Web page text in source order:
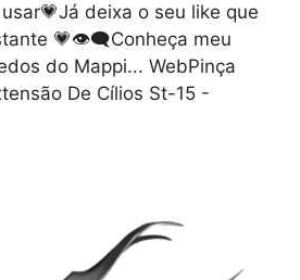
deixa o seu like que
💗👁‍🗨Conheça meu
do Mappi... WebPinça
De Cílios St-15 -